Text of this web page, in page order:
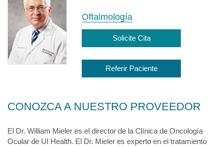
Oftalmología
Solicite Cita
Referir Paciente
CONOZCA A NUESTRO PROVEEDOR
El Dr. William Mieler es el director de la Clínica de Oncología
Ocular de UI Health. El Dr. Mieler es experto en el tratamiento